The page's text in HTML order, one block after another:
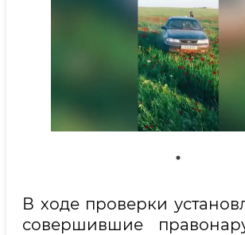
В ходе проверки
совершившие